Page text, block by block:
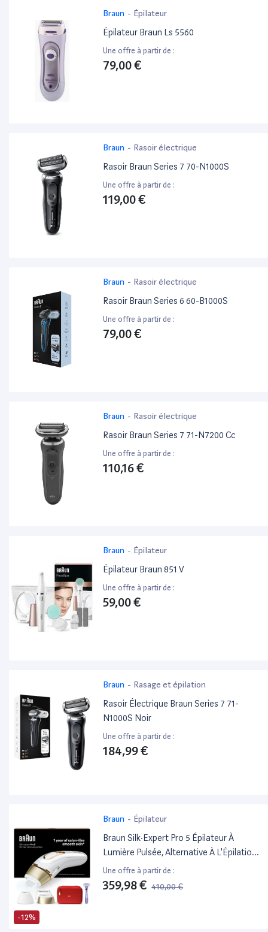
Braun - Épilateur
Épilateur Braun Ls 5560
Une offre à partir de :
79,00 €
Braun - Rasoir électrique
Rasoir Braun Series 7 70-N1000S
Une offre à partir de :
119,00 €
Braun - Rasoir électrique
Rasoir Braun Series 6 60-B1000S
Une offre à partir de :
79,00 €
Braun - Rasoir électrique
Rasoir Braun Series 7 71-N7200 Cc
Une offre à partir de :
110,16 €
Braun - Épilateur
Épilateur Braun 851 V
Une offre à partir de :
59,00 €
Braun - Rasage et épilation
Rasoir Électrique Braun Series 7 71-
N1000S Noir
Une offre à partir de :
184,99 €
-12%
Braun - Épilateur
Braun Silk·Expert Pro 5 Épilateur À
Lumière Pulsée, Alternative À L'Épilation
Laser, Blanc/Argent, Pl5267
Une offre à partir de :
359,98 € 410,00 €